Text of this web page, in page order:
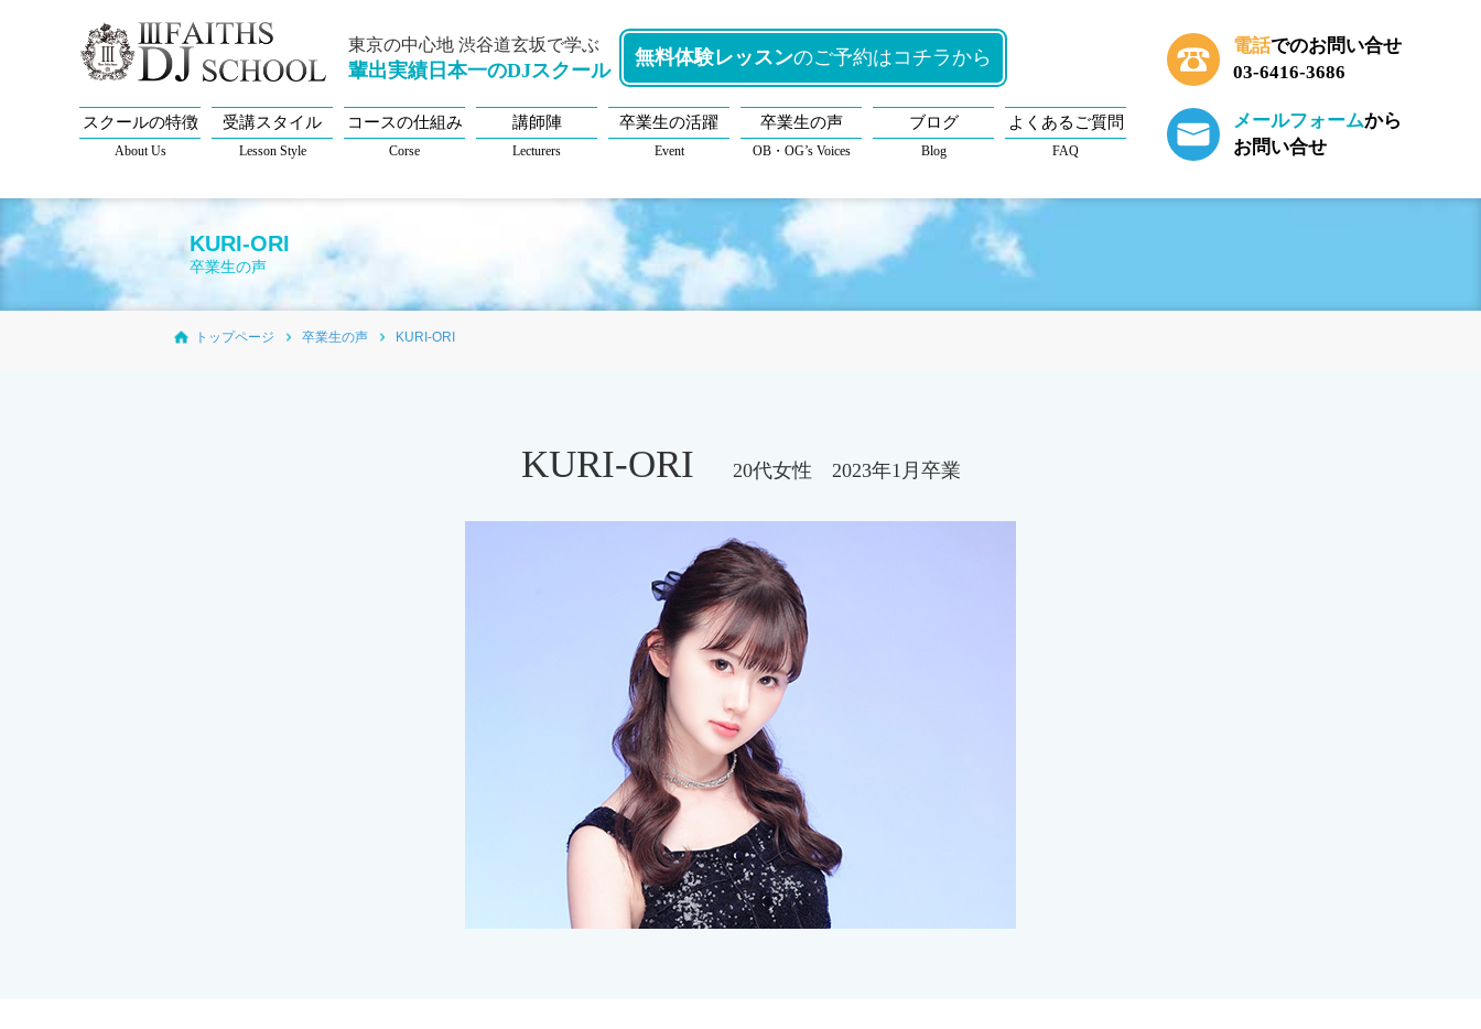
東京の中心地 渋谷道玄坂で学ぶ
輩出実績日本一のDJスクール
無料体験レッスンのご予約はコチラから
スクールの特徴
About Us
受講スタイル
Lesson Style
コースの仕組み
Corse
講師陣
Lecturers
卒業生の活躍
Event
卒業生の声
OB・OG’s Voices
ブログ
Blog
よくあるご質問
FAQ
電話でのお問い合せ
03-6416-3686
メールフォームから
お問い合せ
KURI-ORI
卒業生の声
トップページ 卒業生の声 KURI-ORI
KURI-ORI 20代女性 2023年1月卒業